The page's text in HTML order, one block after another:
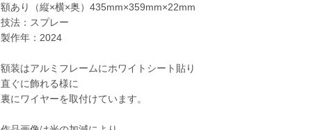
額あり（縦×横×奥）435mm×359mm×22mm
技法：スプレー
製作年：2024
額装はアルミフレームにホワイトシート貼り
直ぐに飾れる様に
裏にワイヤーを取付けています。